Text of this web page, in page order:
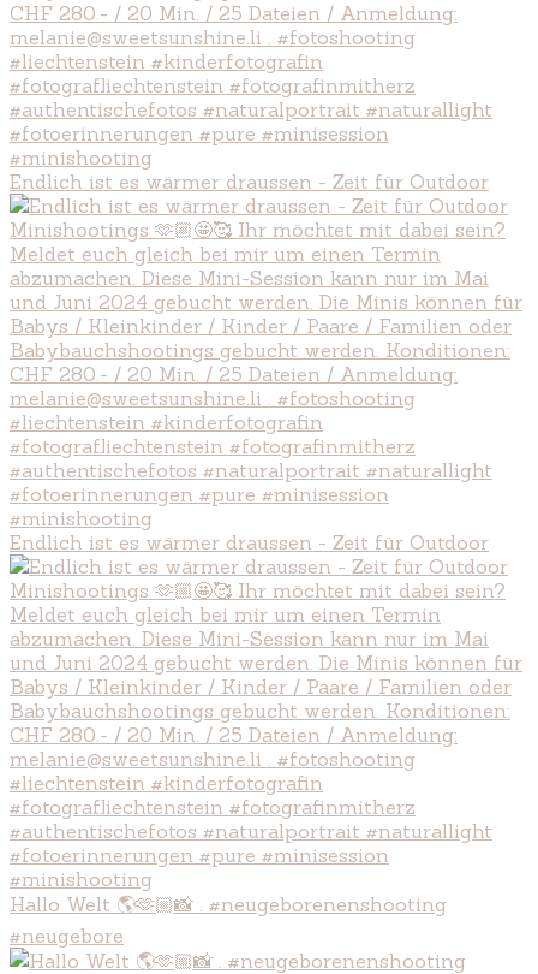
Endlich ist es wärmer draussen - Zeit für Outdoor
Endlich ist es wärmer draussen - Zeit für Outdoor
Hallo Welt 🌎🫶🏼📸 . #neugeborenenshooting
#neugebore